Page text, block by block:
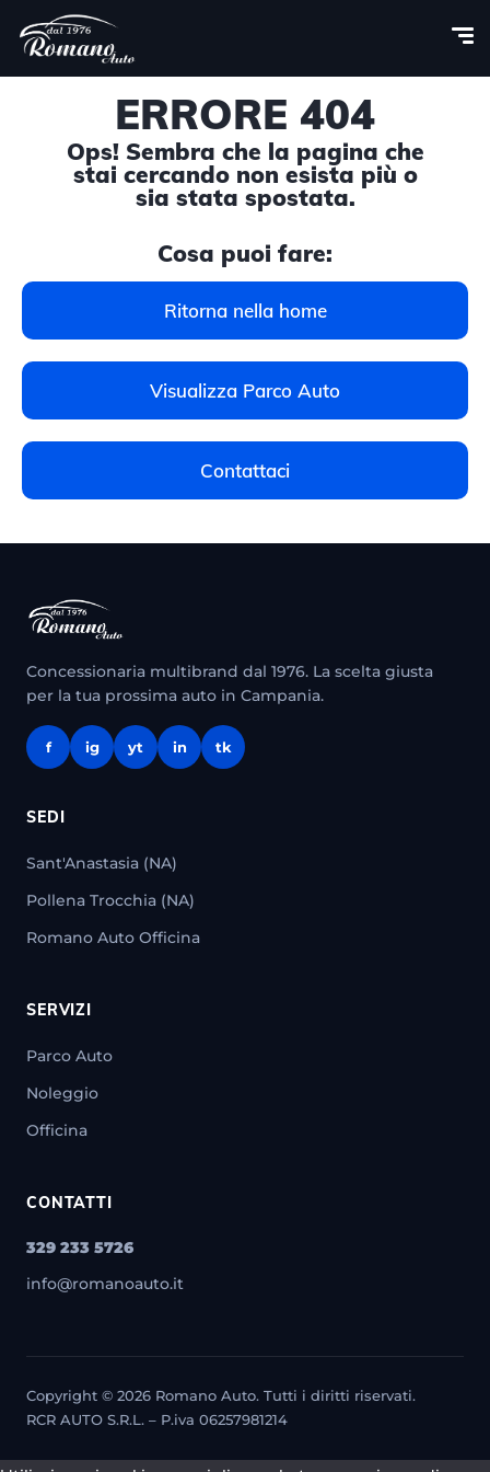
ERRORE 404
Ops! Sembra che la pagina che
stai cercando non esista più o
sia stata spostata.
Cosa puoi fare:
Ritorna nella home
Visualizza Parco Auto
Contattaci
Concessionaria multibrand dal 1976. La scelta giusta
per la tua prossima auto in Campania.
f ig yt in tk
SEDI
Sant'Anastasia (NA)
Pollena Trocchia (NA)
Romano Auto Officina
SERVIZI
Parco Auto
Noleggio
Officina
CONTATTI
329 233 5726
info@romanoauto.it
Copyright © 2026 Romano Auto. Tutti i diritti riservati.
RCR AUTO S.R.L. – P.iva 06257981214